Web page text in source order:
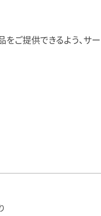
をご提供できるよう、